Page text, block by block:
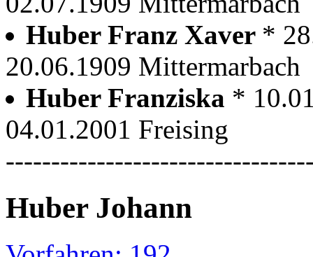
Huber Franz Xaver *
20.06.1909 Mittermarbach
Huber Franziska *
04.01.2001 Freising
Huber Johann